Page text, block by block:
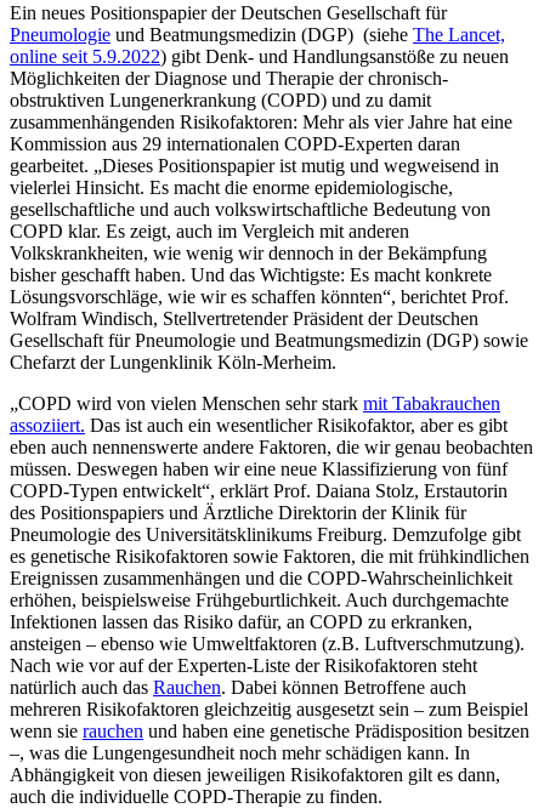
Ein neues Positionspapier der Deutschen Gesellschaft für
Pneumologie und Beatmungsmedizin (DGP) (siehe The Lancet,
online seit 5.9.2022) gibt Denk- und Handlungsanstöße zu neuen
Möglichkeiten der Diagnose und Therapie der chronisch-
obstruktiven Lungenerkrankung (COPD) und zu damit
zusammenhängenden Risikofaktoren: Mehr als vier Jahre hat eine
Kommission aus 29 internationalen COPD-Experten daran
gearbeitet. „Dieses Positionspapier ist mutig und wegweisend in
vielerlei Hinsicht. Es macht die enorme epidemiologische,
gesellschaftliche und auch volkswirtschaftliche Bedeutung von
COPD klar. Es zeigt, auch im Vergleich mit anderen
Volkskrankheiten, wie wenig wir dennoch in der Bekämpfung
bisher geschafft haben. Und das Wichtigste: Es macht konkrete
Lösungsvorschläge, wie wir es schaffen könnten“, berichtet Prof.
Wolfram Windisch, Stellvertretender Präsident der Deutschen
Gesellschaft für Pneumologie und Beatmungsmedizin (DGP) sowie
Chefarzt der Lungenklinik Köln-Merheim.
„COPD wird von vielen Menschen sehr stark mit Tabakrauchen
assoziiert. Das ist auch ein wesentlicher Risikofaktor, aber es gibt
eben auch nennenswerte andere Faktoren, die wir genau beobachten
müssen. Deswegen haben wir eine neue Klassifizierung von fünf
COPD-Typen entwickelt“, erklärt Prof. Daiana Stolz, Erstautorin
des Positionspapiers und Ärztliche Direktorin der Klinik für
Pneumologie des Universitätsklinikums Freiburg. Demzufolge gibt
es genetische Risikofaktoren sowie Faktoren, die mit frühkindlichen
Ereignissen zusammenhängen und die COPD-Wahrscheinlichkeit
erhöhen, beispielsweise Frühgeburtlichkeit. Auch durchgemachte
Infektionen lassen das Risiko dafür, an COPD zu erkranken,
ansteigen – ebenso wie Umweltfaktoren (z.B. Luftverschmutzung).
Nach wie vor auf der Experten-Liste der Risikofaktoren steht
natürlich auch das Rauchen. Dabei können Betroffene auch
mehreren Risikofaktoren gleichzeitig ausgesetzt sein – zum Beispiel
wenn sie rauchen und haben eine genetische Prädisposition besitzen
–, was die Lungengesundheit noch mehr schädigen kann. In
Abhängigkeit von diesen jeweiligen Risikofaktoren gilt es dann,
auch die individuelle COPD-Therapie zu finden.